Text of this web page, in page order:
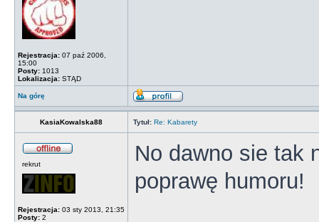
Rejestracja: 07 paź 2006,
15:00
Posty: 1013
Lokalizacja: STĄD
Na górę
KasiaKowalska88 Tytuł: Re: Kabarety
rekrut
Rejestracja: 03 sty 2013, 21:35
Posty: 2
No dawno sie tak
poprawę humoru!